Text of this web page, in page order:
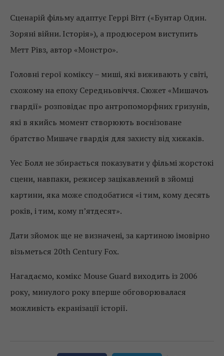
Сценарій фільму адаптує Геррі Вітт («Бунтар Один.
Зоряні війни. Історія»), а продюсером виступить
Метт Рівз, автор «Монстро».
Головні герої коміксу – миші, які виживають у світі,
схожому на епоху Середньовіччя. Сюжет «Мишачоъ
гвардії» розповідає про антропоморфних гризунів,
які в якийсь момент створюють воєнізоване
братство Мишаче гвардія для захисту від хижаків.
Уес Болл не збирається показувати у фільмі жорстокі
сцени, навпаки, режисер зацікавлений в зйомці
картини, яка може сподобатися «і тим, кому десять
років, і тим, кому п’ятдесят».
Дати зйомок ще не визначені, за картиною імовірно
візьметься 20th Century Fox.
Нагадаємо, комікс Mouse Guard виходить із 2006
року, минулого року вперше обговорювалася
можливість екранізації історії.